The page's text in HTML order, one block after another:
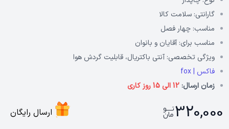
گارانتی: سلامت کالا
مناسب: چهار فصل
مناسب برای: آقایان و بانوان
ویژگی تخصصی: آنتی باکتریال، قابلیت گردش هوا
فاکس | fox
زمان ارسال:12 الی 15 روز کاری
320,000 ارسال رایگان